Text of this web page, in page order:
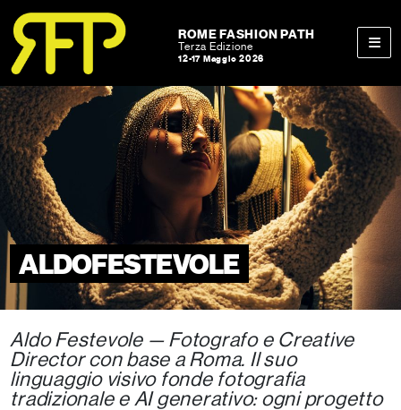
Skip to content
Skip to footer
ROME FASHION PATH
Terza Edizione
12-17 Maggio 2026
ALDOFESTEVOLE
Aldo Festevole — Fotografo e Creative
Director con base a Roma. Il suo
linguaggio visivo fonde fotografia
tradizionale e AI generativo: ogni progetto